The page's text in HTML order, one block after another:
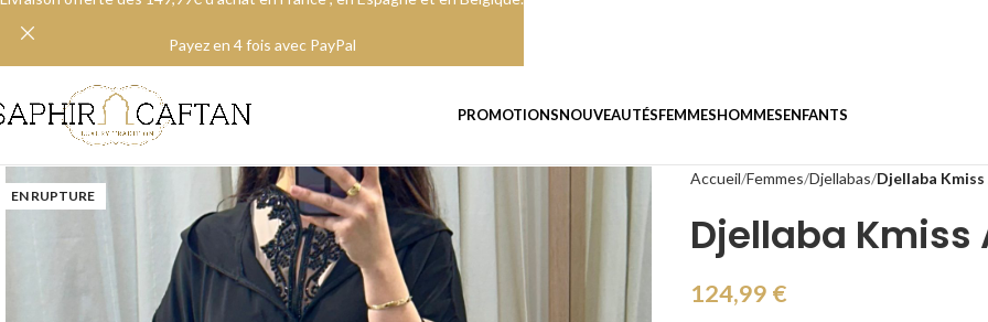
PROMOTIONSNOUVEAUTÉSFEMMESHOMMESENFANTS
EN RUPTURE
Accueil Femmes Djellabas Djellaba Kmiss
Djellaba Kmiss
124,99 €
Payez en 4 fois avec PayPal